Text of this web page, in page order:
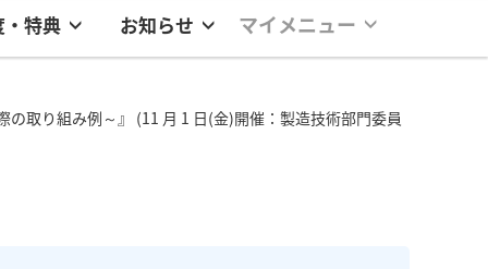
特典 お知らせ マイメニュー
取り組み例～』 (11 月 1 日(金)開催：製造技術部門委員